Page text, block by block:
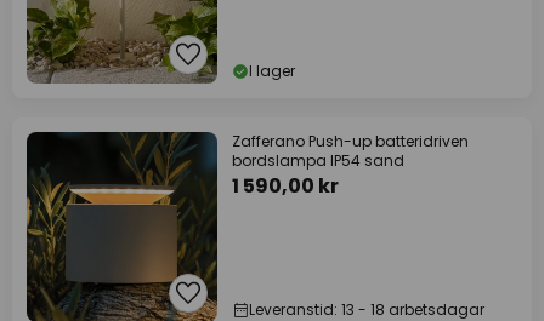
I lager
Zafferano Push-up batteridriven
bordslampa IP54 sand
1 590,00 kr
Leveranstid: 13 - 18 arbetsdagar